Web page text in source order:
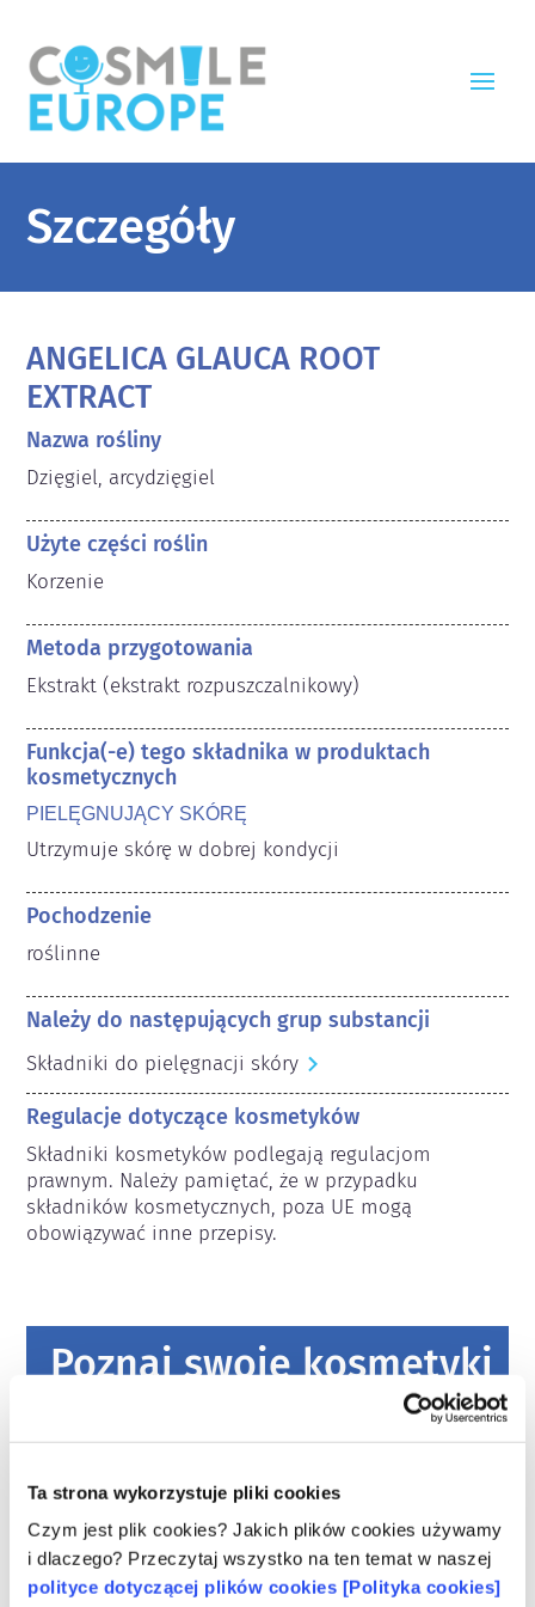
Ta strona wykorzystuje pliki cookies
Czym jest plik cookies? Jakich plików cookies używamy
i dlaczego? Przeczytaj wszystko na ten temat w naszej
polityce dotyczącej plików cookies [Polityka cookies]
Szczegóły
ANGELICA GLAUCA ROOT
EXTRACT
Nazwa rośliny
Dzięgiel, arcydzięgiel
Użyte części roślin
Korzenie
Metoda przygotowania
Ekstrakt (ekstrakt rozpuszczalnikowy)
Funkcja(-e) tego składnika w produktach
kosmetycznych
PIELĘGNUJĄCY SKÓRĘ
Utrzymuje skórę w dobrej kondycji
Pochodzenie
roślinne
Należy do następujących grup substancji
Składniki do pielęgnacji skóry
Regulacje dotyczące kosmetyków
Składniki kosmetyków podlegają regulacjom
prawnym. Należy pamiętać, że w przypadku
składników kosmetycznych, poza UE mogą
obowiązywać inne przepisy.
Poznaj swoje kosmetyki
W jaki sposób zapewnia się
Przepisy UE wymagają, aby produkty
kosmetyczne i higieny osobistej
sprzedawane w Unii Europejskiej były
bezpieczne. Firmy oraz krajowe i europejskie
organy regulacyjne wspólnie ponoszą
czytaj więcej